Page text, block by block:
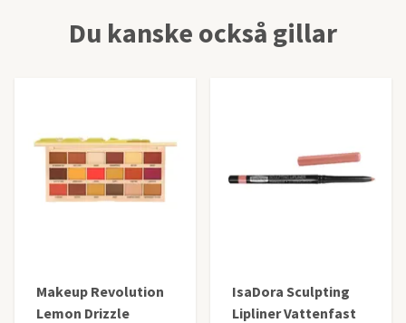
Du kanske också gillar
Makeup Revolution
Lemon Drizzle
IsaDora Sculpting
Lipliner Vattenfast